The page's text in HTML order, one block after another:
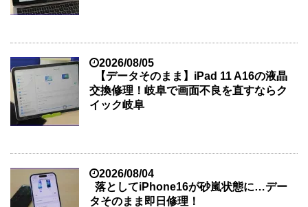
2026/08/05
【データそのまま】iPad 11 A16の液晶
交換修理！岐阜で画面不良を直すならク
イック岐阜
2026/08/04
落としてiPhone16が砂嵐状態に…デー
タそのまま即日修理！